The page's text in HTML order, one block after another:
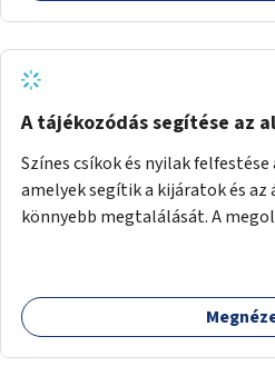
A tájékozódás segítése az
Színes csíkok és nyilak
amelyek segítik a kijáratok és
könnyebb megtalálását. A